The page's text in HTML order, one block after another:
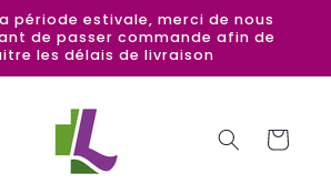
période estivale, merci de nous
de passer commande afin de
les délais de livraison
Panier